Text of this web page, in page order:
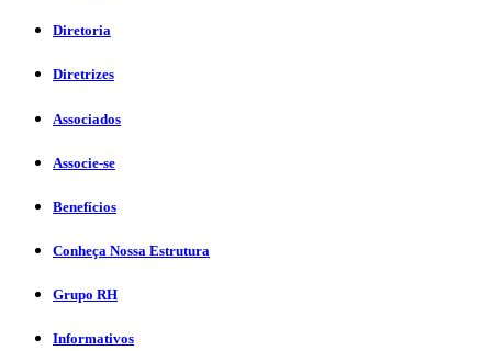
Diretoria
Diretrizes
Associados
Associe-se
Benefícios
Conheça Nossa Estrutura
Grupo RH
Informativos